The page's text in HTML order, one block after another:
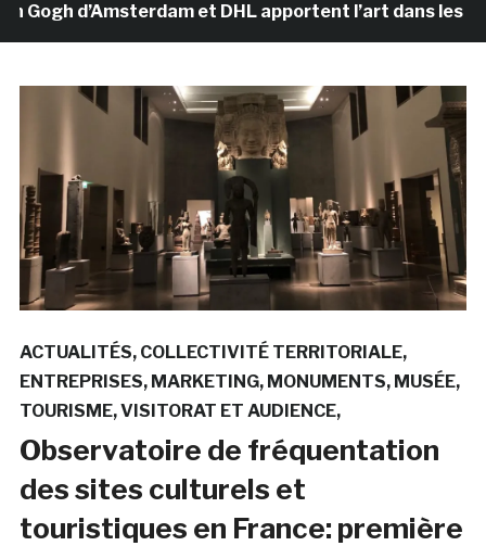
d’Amsterdam et DHL apportent l’art dans les salles de
ACTUALITÉS COLLECTIVITÉ TERRITORIALE
ENTREPRISES MARKETING MONUMENTS MUSÉE
TOURISME VISITORAT ET AUDIENCE
Observatoire de fréquentation
des sites culturels et
touristiques en France: première